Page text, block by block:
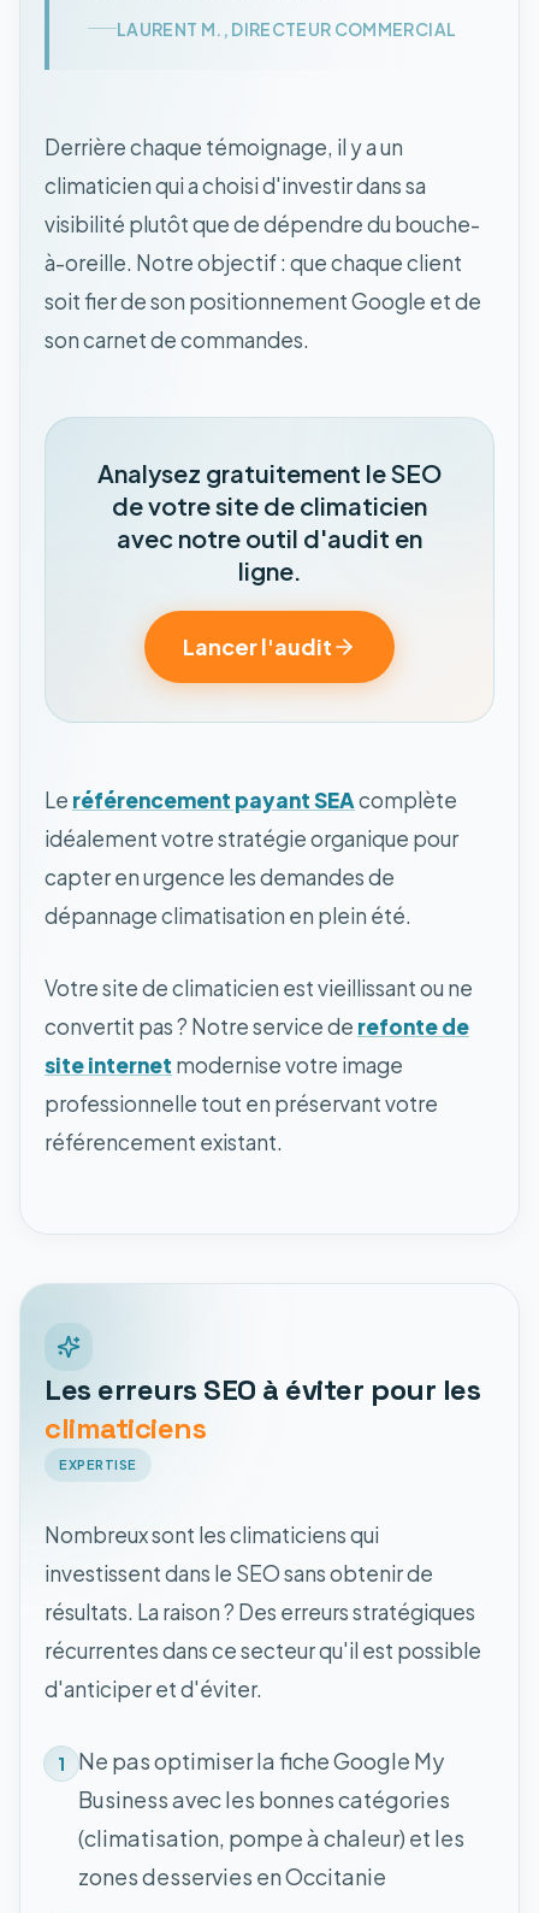
LAURENT M., DIRECTEUR COMMERCIAL
Derrière chaque témoignage, il y a un
climaticien qui a choisi d'investir dans sa
visibilité plutôt que de dépendre du bouche-
à-oreille. Notre objectif : que chaque client
soit fier de son positionnement Google et de
son carnet de commandes.
Analysez gratuitement le SEO
de votre site de climaticien
avec notre outil d'audit en
ligne.
Lancer l'audit
Le référencement payant SEAcomplète
idéalement votre stratégie organique pour
capter en urgence les demandes de
dépannage climatisation en plein été.
Votre site de climaticien est vieillissant ou ne
convertit pas ? Notre service de refonte de
site internet modernise votre image
professionnelle tout en préservant votre
référencement existant.
Les erreurs SEO à éviter pour les
climaticiens
EXPERTISE
Nombreux sont les climaticiens qui
investissent dans le SEO sans obtenir de
résultats. La raison ? Des erreurs stratégiques
récurrentes dans ce secteur qu'il est possible
d'anticiper et d'éviter.
1
Ne pas optimiser la fiche Google My
Business avec les bonnes catégories
(climatisation, pompe à chaleur) et les
zones desservies en Occitanie